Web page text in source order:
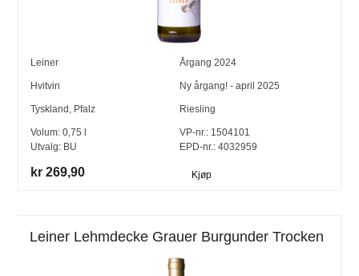
Leiner Årgang 2024
Hvitvin Ny årgang! - april 2025
Tyskland , Pfalz Riesling
Volum:0,75
Utvalg: BU
VP-nr.: 1504101
EPD-nr.: 4032959
kr 269,90 Kjøp
Leiner Lehmdecke Grauer Burgunder Trocken